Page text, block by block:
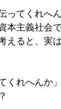
てくれへ
本主義社会
えると、実
くれへんか